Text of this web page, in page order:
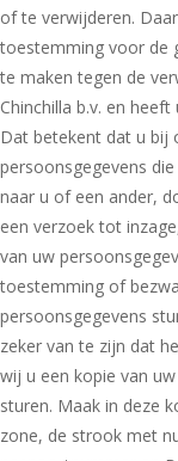
of te verwijderen.
toestemming voor de
te maken tegen de
Chinchilla b.v. en
Dat betekent dat u bij
persoonsgegevens
naar u of een ander,
een verzoek tot
van uw
toestemming of
persoonsgegevens
zeker van te zijn dat
wij u een kopie van
sturen. Maak in deze
zone, de strook met